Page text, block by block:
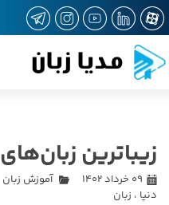
مدیا زبان
حساب کاربری من
تغییر گذر واژه
خروج از حساب کاربری
زیباترین
۰۹ خرداد ۱۴۰۲ آموزش زبان
دنیا ، زبان